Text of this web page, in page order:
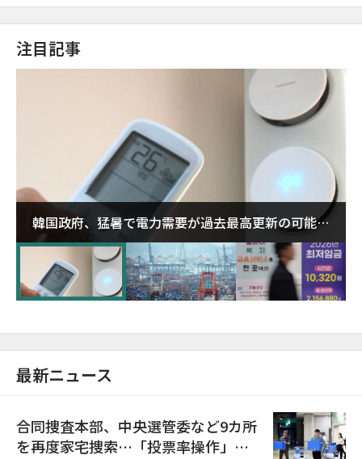
注目記事
韓国政府、猛暑で電力需要が過去最高更新の可能性
に需給対応体制を点検
最新ニュース
合同捜査本部、中央選管委など9カ所
を再度家宅捜索…「投票率操作」の